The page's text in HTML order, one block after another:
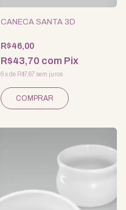
CANECA SANTA 3D
R$46,00
R$43,70 com Pix
6 xde R$7,67 sem juros